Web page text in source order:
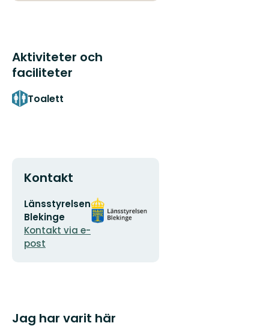
Aktiviteter och
faciliteter
Toalett
Kontakt
E-
postadress
Länsstyrelsen
Blekinge
Kontakt via e-
post
Organisationens
logotyp
Jag har varit här